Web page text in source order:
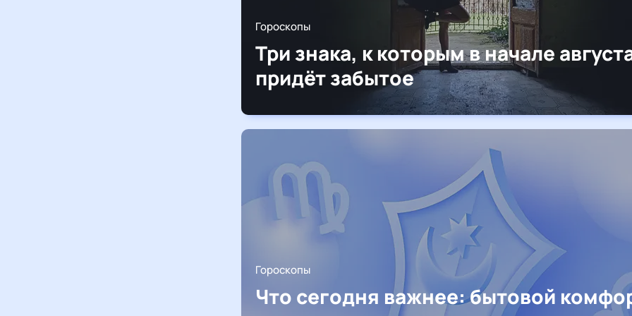
Гороскопы
Три знака, к которым в начале
придёт забытое
Гороскопы
Что сегодня важнее: бытовой